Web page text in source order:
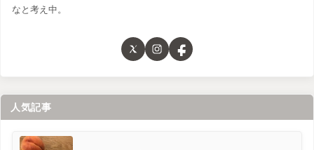
なと考え中。
人気記事